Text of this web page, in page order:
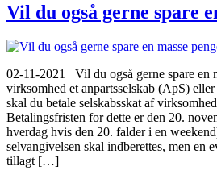
Vil du også gerne spare
02-11-2021 Vil du også gerne spare en
virksomhed et anpartsselskab (ApS)
skal du betale selskabsskat af
Betalingsfristen for dette er den 20.
hverdag hvis den 20. falder i en
selvangivelsen skal indberettes, men en
tillagt […]